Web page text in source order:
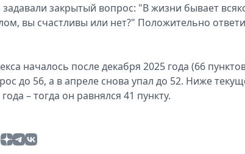
закрытый вопрос: "В жизни бывает
вы счастливы или нет?" Положительно
началось после декабря 2025 года (66
до 56, а в апреле снова упал до 52. Ниже
– тогда он равнялся 41 пункту.